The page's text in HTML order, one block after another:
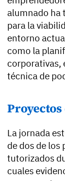
alumnado ha
para la
entorno
como la
corporativas,
técnica de
La jornada
de dos de los
tutorizados
cuales